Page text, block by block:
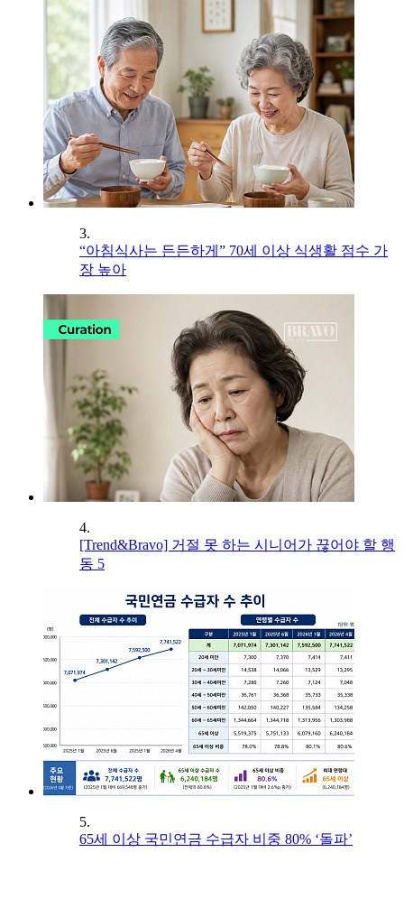
3.
“아침식사는 든든하게” 70세 이상 식생활 점수 가
장 높아
4.
[Trend&Bravo] 거절 못 하는 시니어가 끊어야 할 행
동 5
5.
65세 이상 국민연금 수급자 비중 80% ‘돌파’